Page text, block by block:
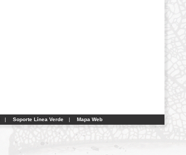
| Soporte Línea Verde | Mapa Web